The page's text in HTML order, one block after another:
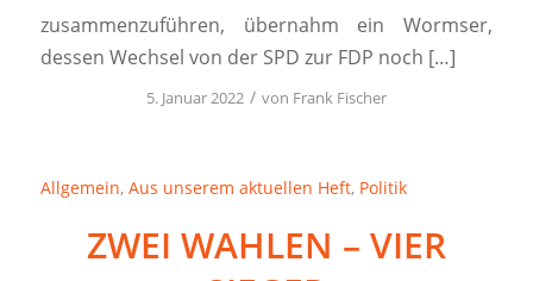
zusammenzuführen, übernahm ein Wormser,
dessen Wechsel von der SPD zur FDP noch […]
5. Januar 2022 / von Frank Fischer
Allgemein, Aus unserem aktuellen Heft, Politik
ZWEI WAHLEN – VIER